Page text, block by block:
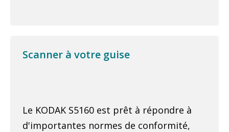
Scanner à votre guise
Le KODAK S5160 est prêt à répondre à
d'importantes normes de conformité,